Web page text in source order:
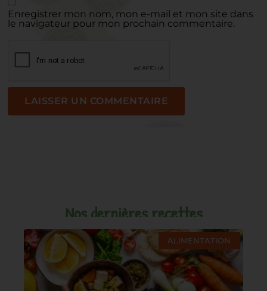
Enregistrer mon nom, mon e-mail et mon site dans
le navigateur pour mon prochain commentaire.
Nos dernières recettes
ALIMENTATION